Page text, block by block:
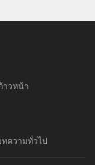
าวหน้า
ความทั่วไป